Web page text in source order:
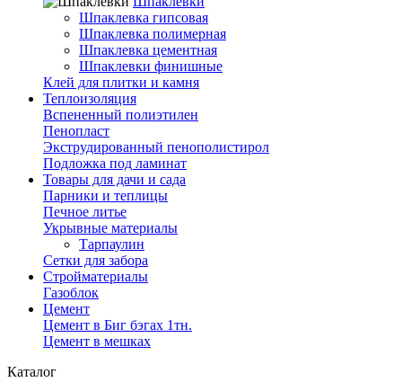
Шпаклевка гипсовая
Шпаклевка полимерная
Шпаклевка цементная
Шпаклевки финишные
Клей для плитки и камня
Теплоизоляция
Вспененный полиэтилен
Пенопласт
Экструдированный пенополистирол
Подложка под ламинат
Товары для дачи и сада
Парники и теплицы
Печное литье
Укрывные материалы
Тарпаулин
Сетки для забора
Стройматериалы
Газоблок
Цемент
Цемент в Биг бэгах 1тн.
Цемент в мешках
Каталог